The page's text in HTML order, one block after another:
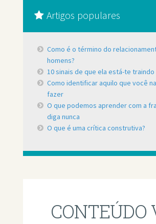
Artigos populares
Como é o término do
homens?
10 sinais de que ela está-te traindo
Como identificar aquilo que você
fazer
O que podemos aprender com a
diga nunca
O que é uma crítica construtiva?
CONTEÚDO